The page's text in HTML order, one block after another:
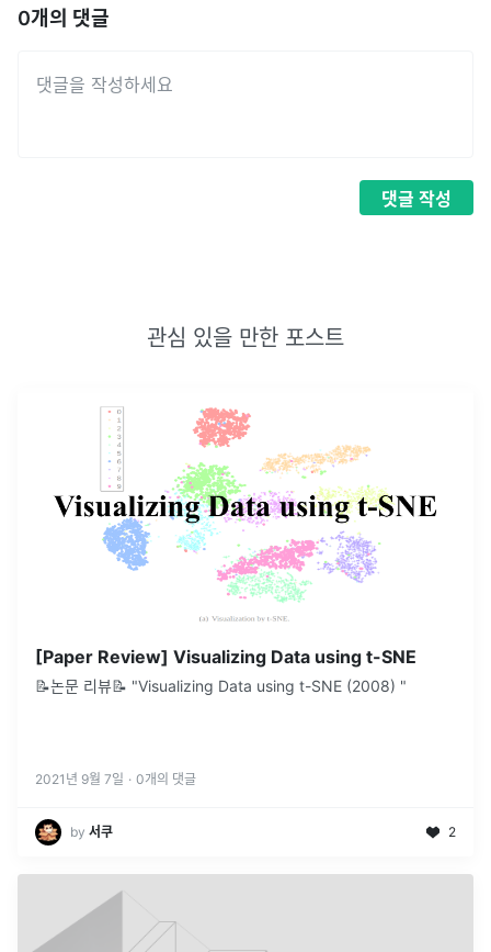
0개의 댓글
댓글 작성
관심 있을 만한 포스트
[Paper Review] Visualizing Data using t-SNE
📝논문 리뷰📝 "Visualizing Data using t-SNE (2008) "
2021년 9월 7일 · 0개의 댓글
by 서쿠 2